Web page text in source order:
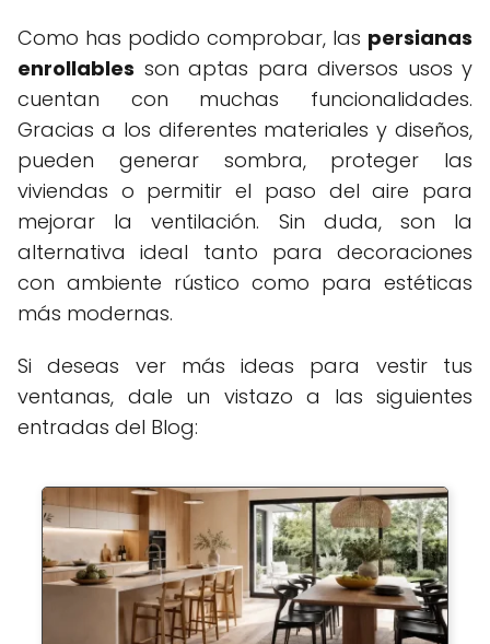
Como has podido comprobar, las persianas
enrollables son aptas para diversos usos y
cuentan con muchas funcionalidades.
Gracias a los diferentes materiales y diseños,
pueden generar sombra, proteger las
viviendas o permitir el paso del aire para
mejorar la ventilación. Sin duda, son la
alternativa ideal tanto para decoraciones
con ambiente rústico como para estéticas
más modernas.
Si deseas ver más ideas para vestir tus
ventanas, dale un vistazo a las siguientes
entradas del Blog: